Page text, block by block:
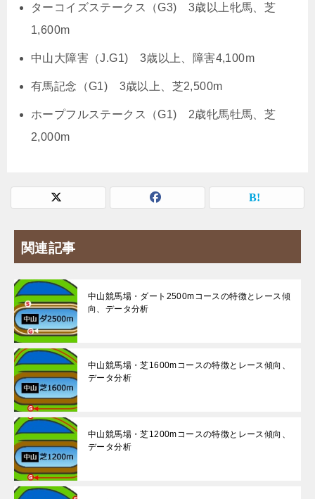
ターコイズステークス（G3) 3歳以上牝馬、芝
1,600m
中山大障害（J.G1) 3歳以上、障害4,100m
有馬記念（G1) 3歳以上、芝2,500m
ホープフルステークス（G1) 2歳牝馬牡馬、芝
2,000m
関連記事
中山競馬場・ダート2500mコースの特徴とレース傾
向、データ分析
中山競馬場・芝1600mコースの特徴とレース傾向、
データ分析
中山競馬場・芝1200mコースの特徴とレース傾向、
データ分析